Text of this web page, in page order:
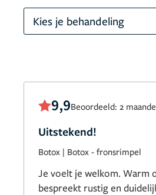
Kies je behandeling
9,9Beoordeeld: 2
Uitstekend!
Botox | Botox - fronsrimpel
Je voelt je welkom. Warm
bespreekt rustig en